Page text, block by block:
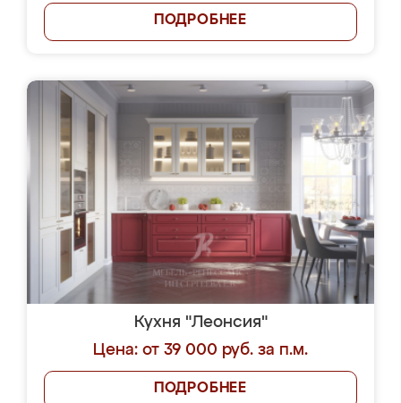
ПОДРОБНЕЕ
Кухня "Леонсия"
Цена: от 39 000 руб. за п.м.
ПОДРОБНЕЕ